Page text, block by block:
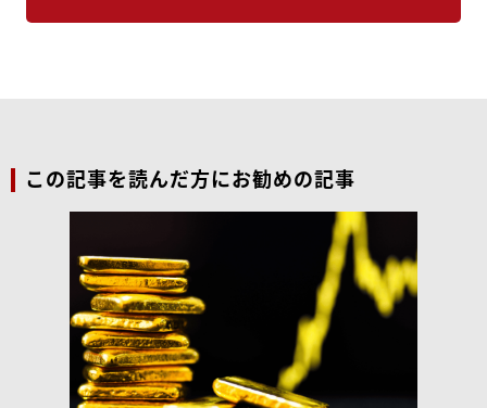
この記事を読んだ方にお勧めの記事